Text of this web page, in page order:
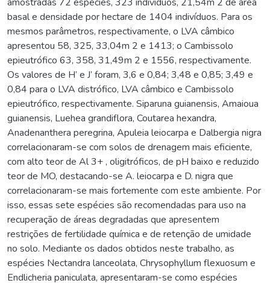
basal e densidade por hectare de 1404 indivíduos. Para os
mesmos parâmetros, respectivamente, o LVA câmbico
apresentou 58, 325, 33,04m 2 e 1413; o Cambissolo
epieutrófico 63, 358, 31,49m 2 e 1556, respectivamente.
Os valores de H’ e J’ foram, 3,6 e 0,84; 3,48 e 0,85; 3,49 e
0,84 para o LVA distrófico, LVA câmbico e Cambissolo
epieutrófico, respectivamente. Siparuna guianensis, Amaioua
guianensis, Luehea grandiflora, Coutarea hexandra,
Anadenanthera peregrina, Apuleia leiocarpa e Dalbergia nigra
correlacionaram-se com solos de drenagem mais eficiente,
com alto teor de Al 3+ , oligitróficos, de pH baixo e reduzido
teor de MO, destacando-se A. leiocarpa e D. nigra que
correlacionaram-se mais fortemente com este ambiente. Por
isso, essas sete espécies são recomendadas para uso na
recuperação de áreas degradadas que apresentem
restrições de fertilidade química e de retenção de umidade
no solo. Mediante os dados obtidos neste trabalho, as
espécies Nectandra lanceolata, Chrysophyllum flexuosum e
Endlicheria paniculata, apresentaram-se como espécies